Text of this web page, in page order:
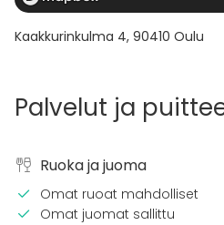
Kaakkurinkulma 4, 90410 Oulu
Palvelut ja
Ruoka ja juoma
Omat ruoat mahdolliset
Omat juomat sallittu